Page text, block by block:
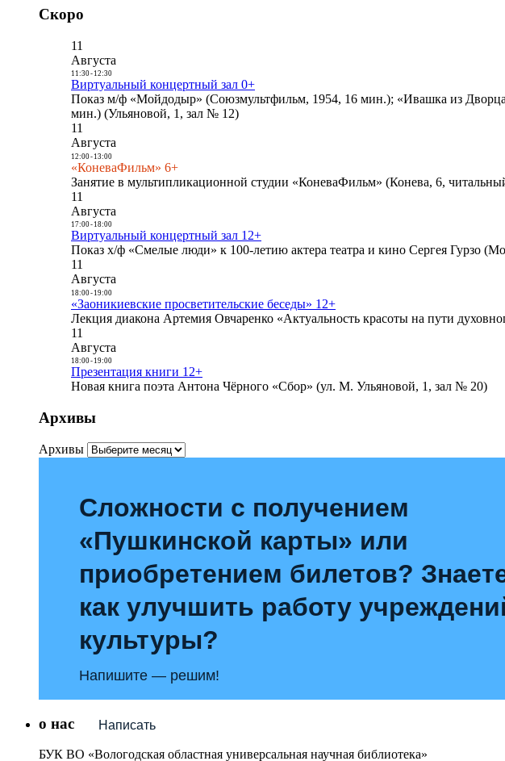
Скоро
11
Августа
11:30- 12:30
Виртуальный концертный зал 0+
Показ м/ф «Мойдодыр» (Союзмультфильм, 1954, 16 мин.); «Ивашка из
мин.) (Ульяновой, 1, зал № 12)
11
Августа
12:00- 13:00
«КоневаФильм» 6+
Занятие в мультипликационной студии «КоневаФильм» (Конева, 6,
11
Августа
17:00- 18:00
Виртуальный концертный зал 12+
Показ х/ф «Смелые люди» к 100-летию актера театра и кино Сергея Гурзо
11
Августа
18:00- 19:00
«Заоникиевские просветительские беседы» 12+
Лекция диакона Артемия Овчаренко «Актуальность красоты на пути
11
Августа
18:00- 19:00
Презентация книги 12+
Новая книга поэта Антона Чёрного «Сбор» (ул. М. Ульяновой, 1, зал № 20)
Архивы
Архивы
Сложности с получением
«Пушкинской карты» или
приобретением билетов?
как улучшить работу
культуры?
Напишите — решим!
Написать
о нас
БУК ВО «Вологодская областная универсальная научная библиотека»